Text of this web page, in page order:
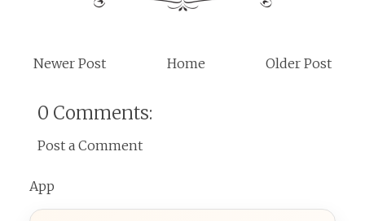
Newer Post Older Post
Home
0 Comments:
Post a Comment
App